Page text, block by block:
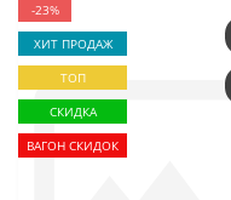
-23%
ХИТ ПРОДАЖ
ТОП
СКИДКА
ВАГОН СКИДОК